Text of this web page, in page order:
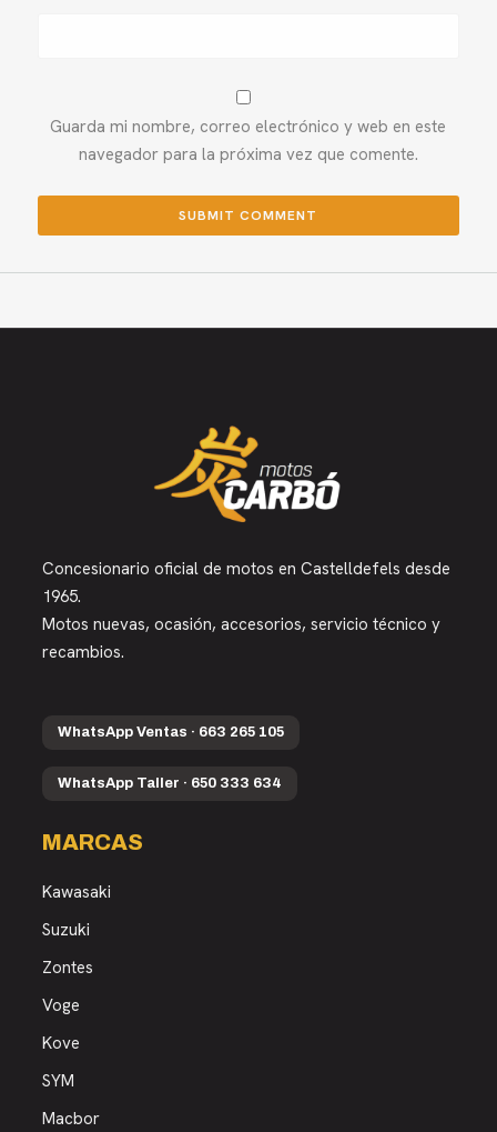
Guarda mi nombre, correo electrónico y web en este
navegador para la próxima vez que comente.
Concesionario oficial de motos en Castelldefels desde
1965.
Motos nuevas, ocasión, accesorios, servicio técnico y
recambios.
WhatsApp Ventas · 663 265 105
WhatsApp Taller · 650 333 634
MARCAS
Kawasaki
Suzuki
Zontes
Voge
Kove
SYM
Macbor